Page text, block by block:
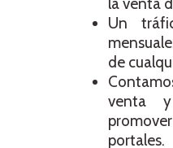
la venta
Un
de
venta
portales.